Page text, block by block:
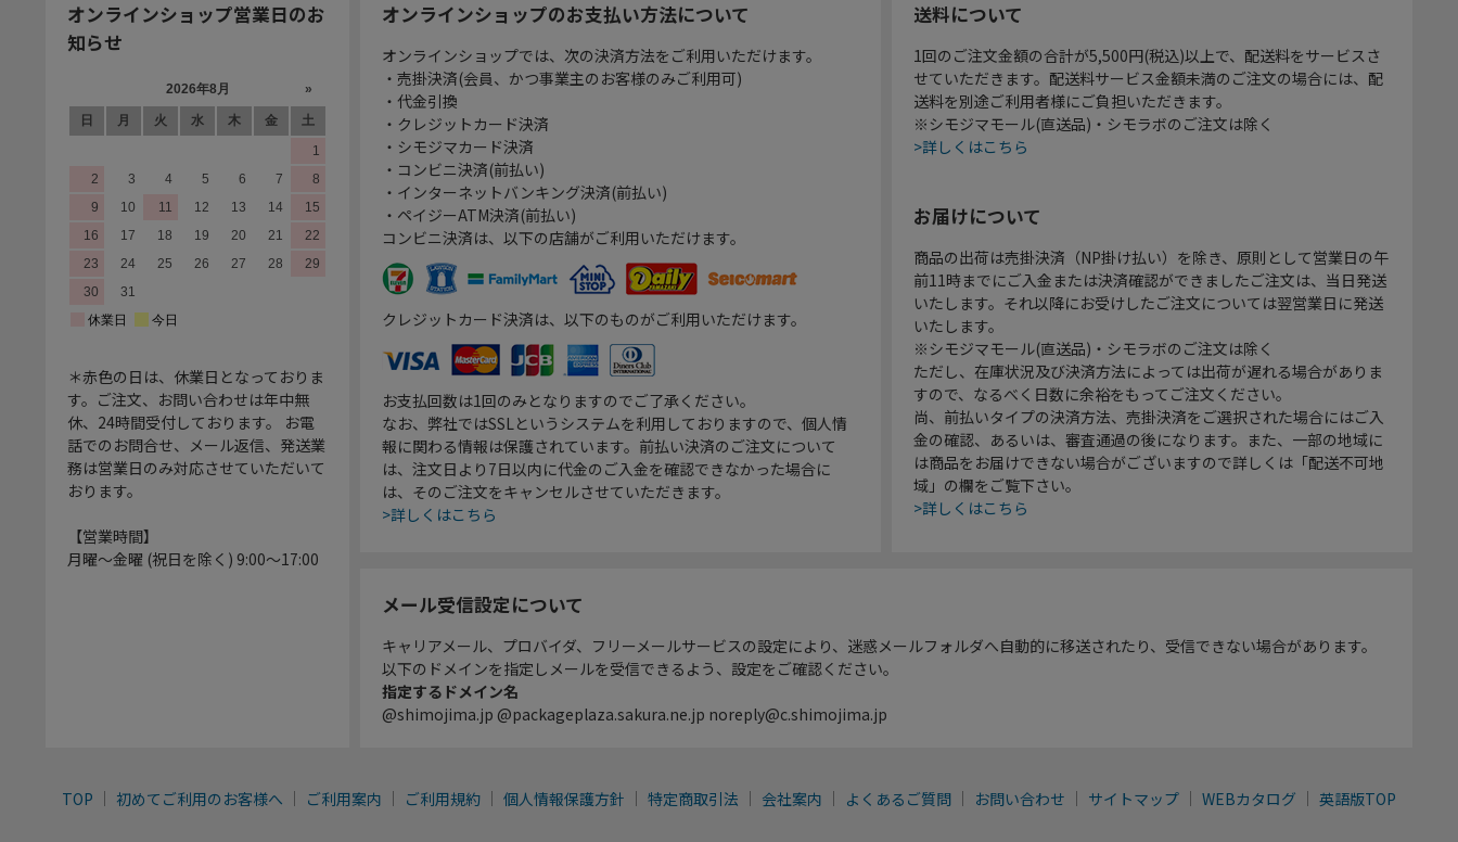
オンラインショップ営業日のお
知らせ
＊赤色の日は、休業日となっておりま
す。ご注文、お問い合わせは年中無
休、24時間受付しております。 お電
話でのお問合せ、メール返信、発送業
務は営業日のみ対応させていただいて
おります。
【営業時間】
月曜～金曜 (祝日を除く) 9:00～17:00
オンラインショップのお支払い方法について
オンラインショップでは、次の決済方法をご利用いただけます。
・売掛決済(会員、かつ事業主のお客様のみご利用可)
・代金引換
・クレジットカード決済
・シモジマカード決済
・コンビニ決済(前払い)
・インターネットバンキング決済(前払い)
・ペイジーATM決済(前払い)
コンビニ決済は、以下の店舗がご利用いただけます。
クレジットカード決済は、以下のものがご利用いただけます。
お支払回数は1回のみとなりますのでご了承ください。
なお、弊社ではSSLというシステムを利用しておりますので、個人情
報に関わる情報は保護されています。前払い決済のご注文について
は、注文日より7日以内に代金のご入金を確認できなかった場合に
は、そのご注文をキャンセルさせていただきます。
>詳しくはこちら
送料について
1回のご注文金額の合計が5,500円(税込)以上で、配送料をサービスさ
せていただきます。配送料サービス金額未満のご注文の場合には、配
送料を別途ご利用者様にご負担いただきます。
※シモジマモール(直送品)・シモラボのご注文は除く
>詳しくはこちら
お届けについて
商品の出荷は売掛決済（NP掛け払い）を除き、原則として営業日の午
前11時までにご入金または決済確認ができましたご注文は、当日発送
いたします。それ以降にお受けしたご注文については翌営業日に発送
いたします。
※シモジマモール(直送品)・シモラボのご注文は除く
ただし、在庫状況及び決済方法によっては出荷が遅れる場合がありま
すので、なるべく日数に余裕をもってご注文ください。
尚、前払いタイプの決済方法、売掛決済をご選択された場合にはご入
金の確認、あるいは、審査通過の後になります。また、一部の地域に
は商品をお届けできない場合がございますので詳しくは「配送不可地
域」の欄をご覧下さい。
>詳しくはこちら
メール受信設定について
キャリアメール、プロバイダ、フリーメールサービスの設定により、迷惑メールフォルダへ自動的に移送されたり、受信できない場合があります。
以下のドメインを指定しメールを受信できるよう、設定をご確認ください。
指定するドメイン名
@shimojima.jp @packageplaza.sakura.ne.jp noreply@c.shimojima.jp
TOP 初めてご利用のお客様へ ご利用案内 ご利用規約 個人情報保護方針 特定商取引法 会社案内 よくあるご質問 お問い合わせ サイトマップ WEBカタログ 英語版TOP